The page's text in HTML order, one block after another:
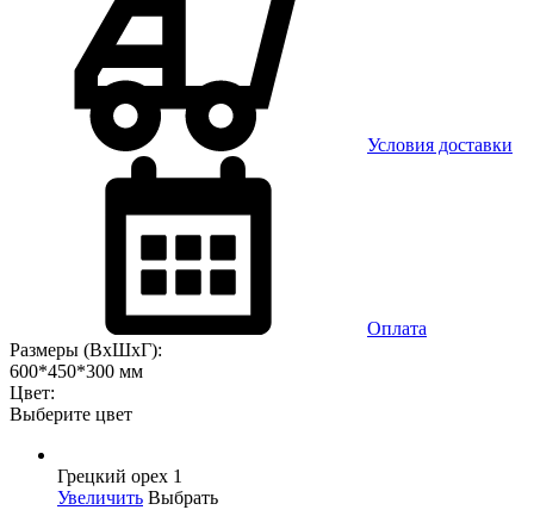
Условия доставки
Оплата
Размеры (ВхШхГ):
600*450*300 мм
Цвет:
Выберите цвет
Грецкий орех 1
Увеличить Выбрать